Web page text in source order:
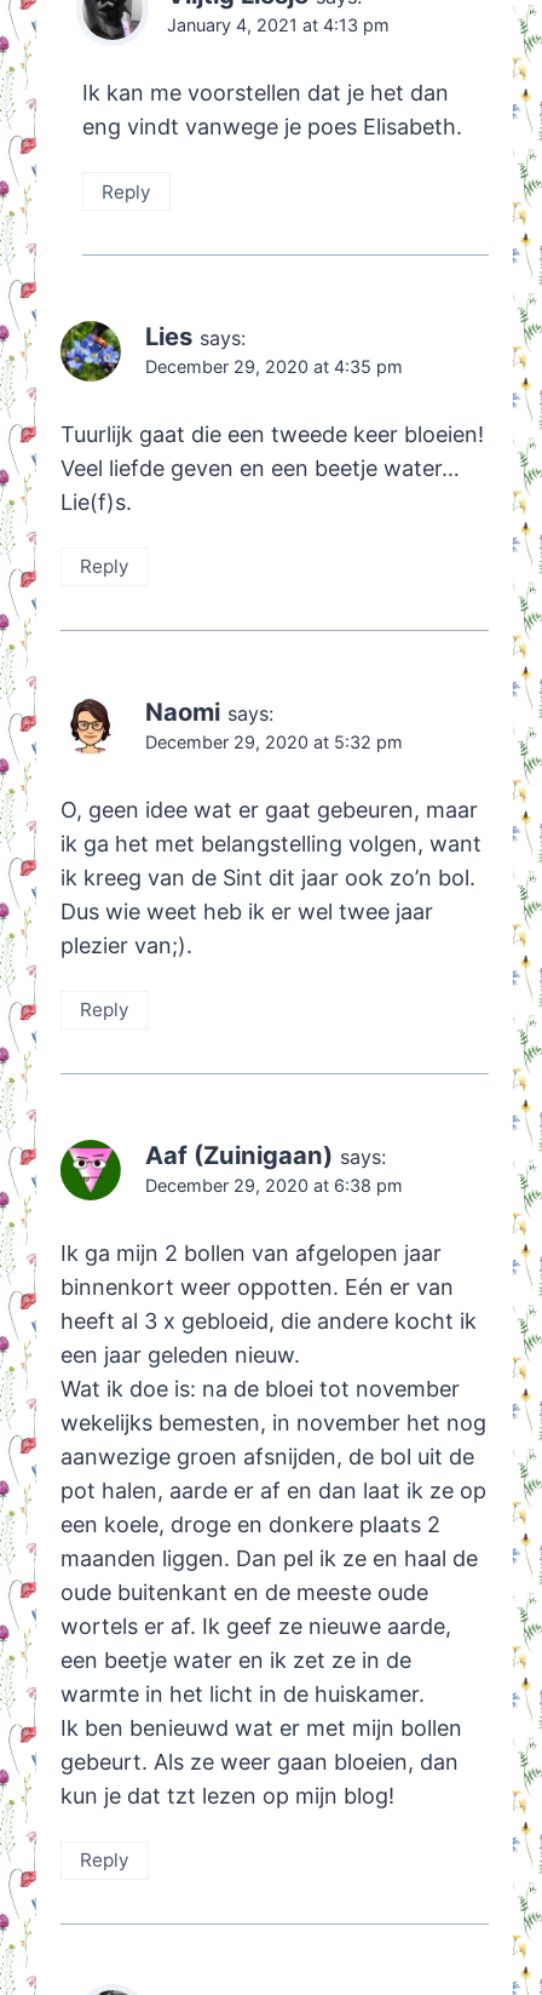
January 4, 2021 at 4:13 pm
Ik kan me voorstellen dat je het dan
eng vindt vanwege je poes Elisabeth.
Reply
Lies says:
December 29, 2020 at 4:35 pm
Tuurlijk gaat die een tweede keer bloeien!
Veel liefde geven en een beetje water…
Lie(f)s.
Reply
Naomi says:
December 29, 2020 at 5:32 pm
O, geen idee wat er gaat gebeuren, maar
ik ga het met belangstelling volgen, want
ik kreeg van de Sint dit jaar ook zo’n bol.
Dus wie weet heb ik er wel twee jaar
plezier van;).
Reply
Aaf (Zuinigaan) says:
December 29, 2020 at 6:38 pm
Ik ga mijn 2 bollen van afgelopen jaar
binnenkort weer oppotten. Eén er van
heeft al 3 x gebloeid, die andere kocht ik
een jaar geleden nieuw.
Wat ik doe is: na de bloei tot november
wekelijks bemesten, in november het nog
aanwezige groen afsnijden, de bol uit de
pot halen, aarde er af en dan laat ik ze op
een koele, droge en donkere plaats 2
maanden liggen. Dan pel ik ze en haal de
oude buitenkant en de meeste oude
wortels er af. Ik geef ze nieuwe aarde,
een beetje water en ik zet ze in de
warmte in het licht in de huiskamer.
Ik ben benieuwd wat er met mijn bollen
gebeurt. Als ze weer gaan bloeien, dan
kun je dat tzt lezen op mijn blog!
Reply